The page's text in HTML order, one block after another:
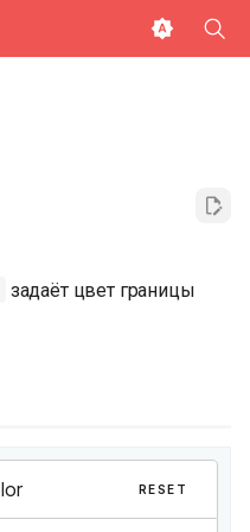
задаёт цвет границы